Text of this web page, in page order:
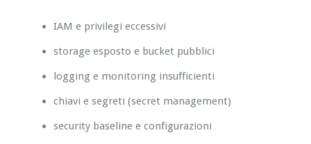
IAM e privilegi eccessivi
storage esposto e bucket pubblici
logging e monitoring insufficienti
chiavi e segreti (secret management)
security baseline e configurazioni